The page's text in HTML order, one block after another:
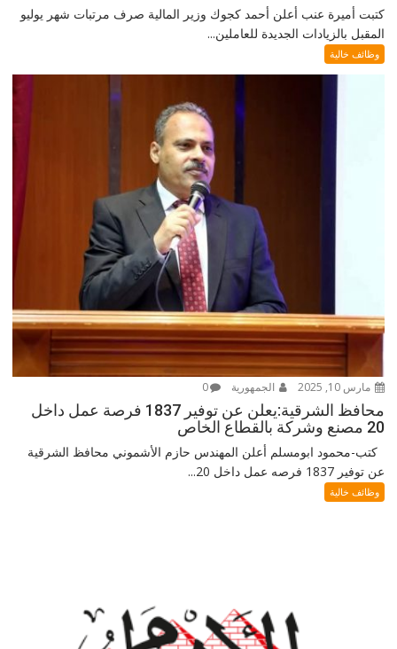
كتبت أميرة عنب أعلن أحمد كجوك وزير المالية صرف مرتبات شهر يوليو
المقبل بالزيادات الجديدة للعاملين...
وظائف خالية
مارس 10, 2025 الجمهورية 0
محافظ الشرقية:يعلن عن توفير 1837 فرصة عمل داخل
20 مصنع وشركة بالقطاع الخاص
كتب-محمود ابومسلم أعلن المهندس حازم الأشموني محافظ الشرقية
عن توفير 1837 فرصه عمل داخل 20...
وظائف خالية